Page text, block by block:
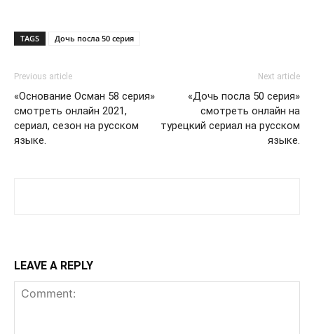
TAGS Дочь посла 50 серия
Previous article
«Основание Осман 58 серия»
cмотреть онлайн 2021,
сериал, сезон на русском
языке.
Next article
«Дочь посла 50 серия»
смотреть онлайн на
турецкий сериал на русском
языке.
LEAVE A REPLY